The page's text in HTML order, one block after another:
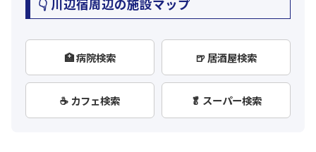
👇 川辺宿周辺の施設マップ
🏥 病院検索 🍺 居酒屋検索
☕ カフェ検索 🥬 スーパー検索